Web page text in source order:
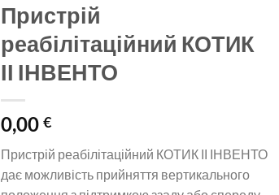
Пристрій
реабілітаційний КОТИК
ІІ ІНВЕНТО
0,00 €
Пристрій реабілітаційний КОТИК ІІ ІНВЕНТО
дає можливість прийняття вертикального